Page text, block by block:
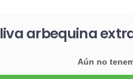
arbequina
Aún no